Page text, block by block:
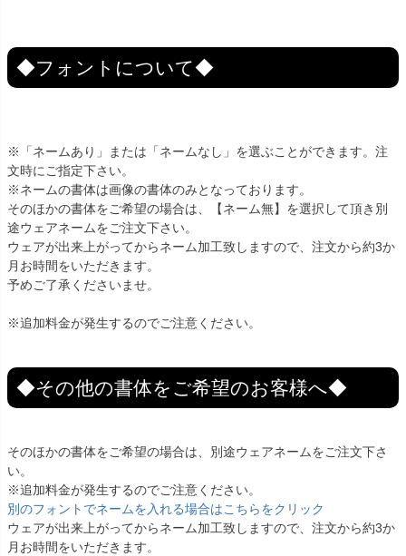
◆フォントについて◆
※「ネームあり」または「ネームなし」を選ぶことができます。注
文時にご指定下さい。
※ネームの書体は画像の書体のみとなっております。
そのほかの書体をご希望の場合は、【ネーム無】を選択して頂き別
途ウェアネームをご注文下さい。
ウェアが出来上がってからネーム加工致しますので、注文から約3か
月お時間をいただきます。
予めご了承くださいませ。
※追加料金が発生するのでご注意ください。
◆その他の書体をご希望のお客様へ◆
そのほかの書体をご希望の場合は、別途ウェアネームをご注文下さ
い。
※追加料金が発生するのでご注意ください。
別のフォントでネームを入れる場合はこちらをクリック
ウェアが出来上がってからネーム加工致しますので、注文から約3か
月お時間をいただきます。